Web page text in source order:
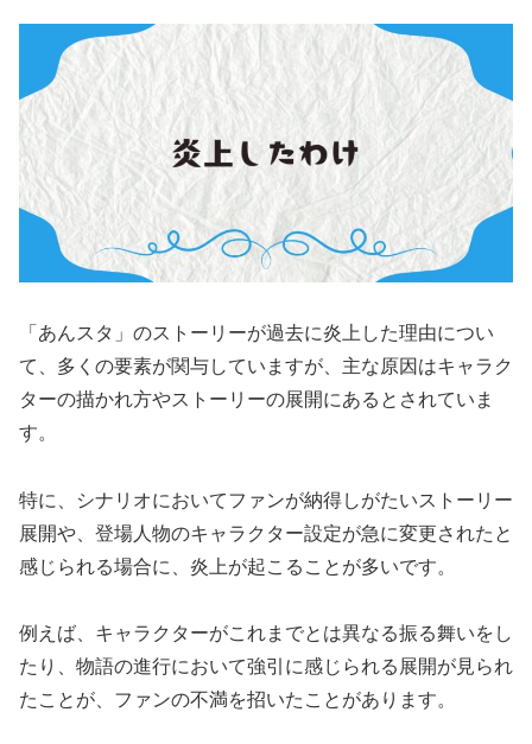
「あんスタ」のストーリーが過去に炎上した理由につい
て、多くの要素が関与していますが、主な原因はキャラク
ターの描かれ方やストーリーの展開にあるとされていま
す。
特に、シナリオにおいてファンが納得しがたいストーリー
展開や、登場人物のキャラクター設定が急に変更されたと
感じられる場合に、炎上が起こることが多いです。
例えば、キャラクターがこれまでとは異なる振る舞いをし
たり、物語の進行において強引に感じられる展開が見られ
たことが、ファンの不満を招いたことがあります。